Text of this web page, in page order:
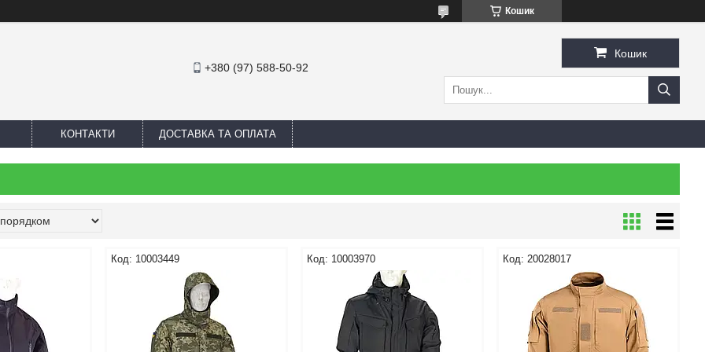
Кошик
+380 (97) 588-50-92
Кошик
КОНТАКТИ ДОСТАВКА ТА ОПЛАТА
10003449 10003970 20028017